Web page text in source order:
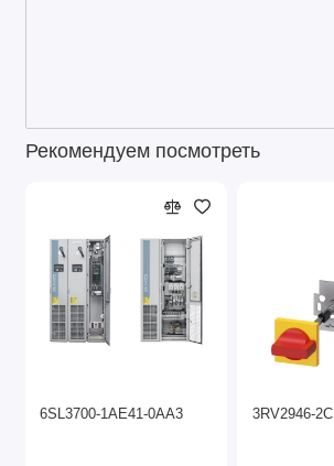
Рекомендуем посмотреть
6SL3700-1AE41-0AA3 3RV2946-2C